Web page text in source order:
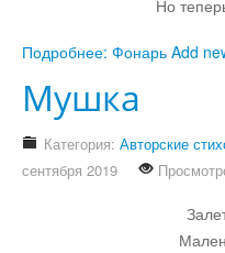
Но
Подробнее: Фонарь Add
Мушка
Категория: Авторские
сентября 2019